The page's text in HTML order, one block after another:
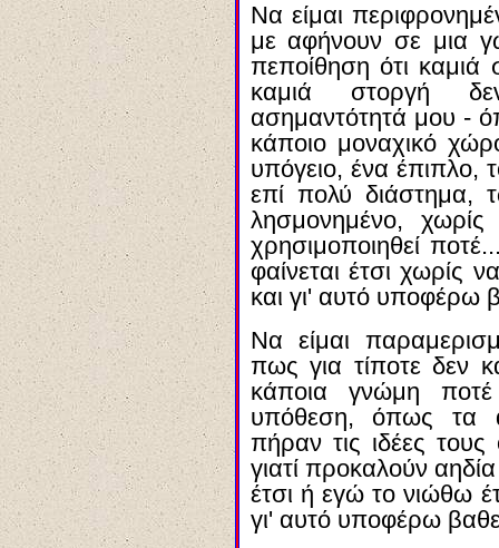
Να είμαι
με αφήνουν σε μια
πεποίθηση ότι καμιά
καμιά στοργή
ασημαντότητά μου -
κάποιο μοναχικό
υπόγειο, ένα έπιπλο,
επί πολύ διάστημα,
λησμονημένο,
χρησιμοποιηθεί
φαίνεται έτσι χωρίς
και γι' αυτό υποφέρω
Να είμαι
πως για τίποτε δεν
κάποια γνώμη
υπόθεση, όπως τα
πήραν τις ιδέες
γιατί προκαλούν
έτσι ή εγώ το νιώθω
γι' αυτό υποφέρω